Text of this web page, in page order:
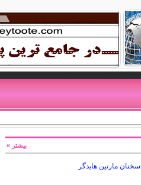
سخنان مارتین هایدگر
بیشتر »